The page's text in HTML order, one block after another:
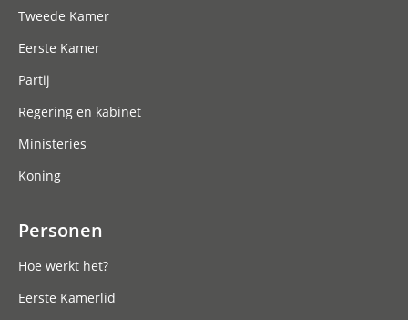
Tweede Kamer
Eerste Kamer
Partij
Regering en kabinet
Ministeries
Koning
Personen
Hoe werkt het?
Eerste Kamerlid